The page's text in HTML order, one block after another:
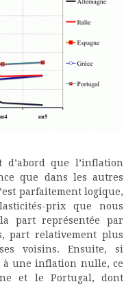
d’abord que l’inflation
que dans les autres
parfaitement logique,
prix que nous
part représentée par
part relativement plus
voisins. Ensuite, si
à une inflation nulle, ce
et le Portugal, dont